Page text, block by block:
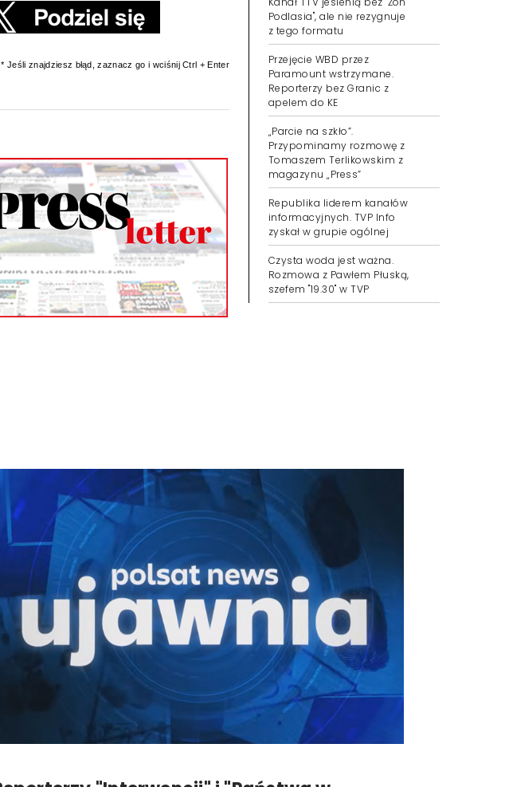
* Jeśli znajdziesz błąd, zaznacz go i wciśnij Ctrl + Enter
Kanał TTV jesienią bez "Żon
Podlasia", ale nie rezygnuje
z tego formatu
Przejęcie WBD przez
Paramount wstrzymane.
Reporterzy bez Granic z
apelem do KE
„Parcie na szkło”.
Przypominamy rozmowę z
Tomaszem Terlikowskim z
magazynu „Press”
Republika liderem kanałów
informacyjnych. TVP Info
zyskał w grupie ogólnej
Czysta woda jest ważna.
Rozmowa z Pawłem Płuską,
szefem "19.30" w TVP